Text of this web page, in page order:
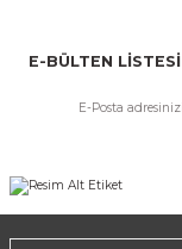
E-BÜLTEN LİSTESİ